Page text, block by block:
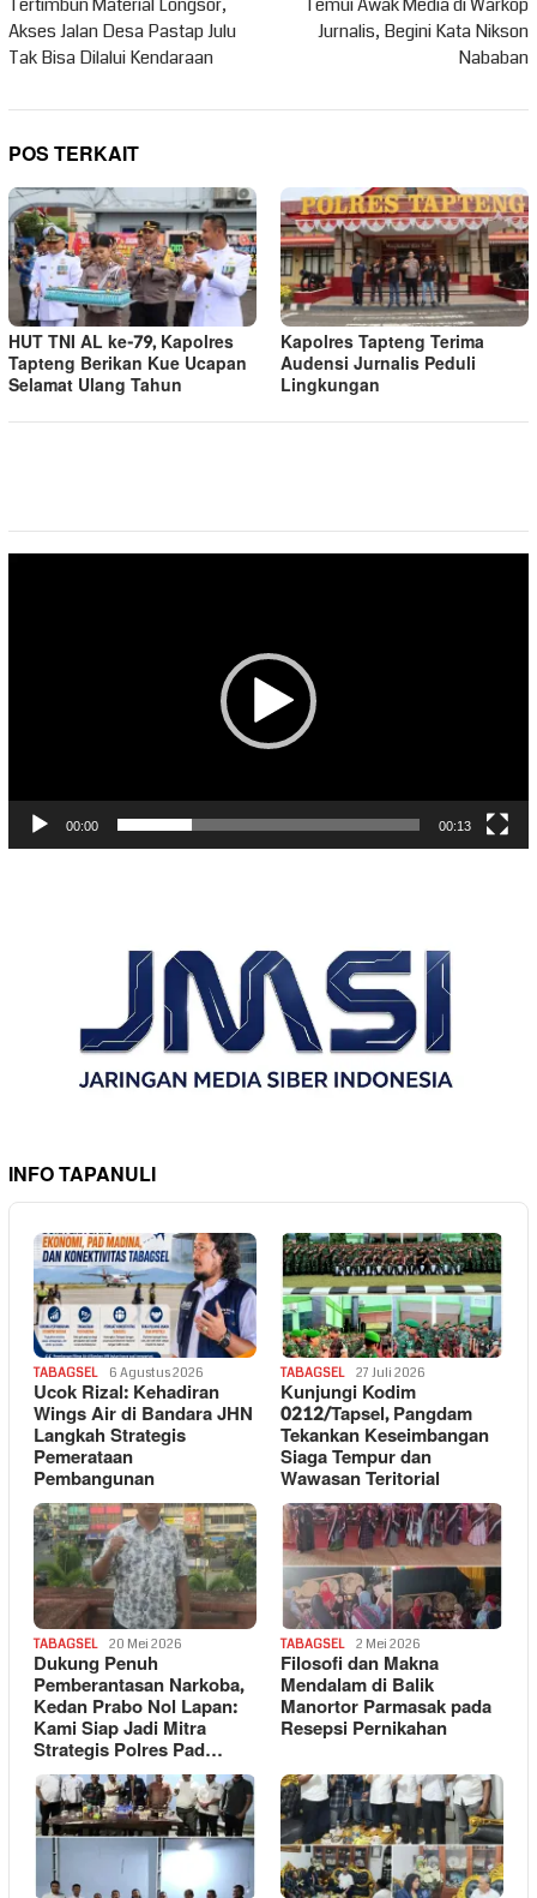
pos
Akses Jalan Desa Pastap Julu
Tak Bisa Dilalui Kendaraan
Jurnalis, Begini Kata Nikson
Nababan
POS TERKAIT
HUT TNI AL ke-79, Kapolres
Tapteng Berikan Kue Ucapan
Selamat Ulang Tahun
Kapolres Tapteng Terima
Audensi Jurnalis Peduli
Lingkungan
00:00 00:13
INFO TAPANULI
TABAGSEL 6 Agustus 2026
Ucok Rizal: Kehadiran
Wings Air di Bandara JHN
Langkah Strategis
Pemerataan
Pembangunan
TABAGSEL 27 Juli 2026
Kunjungi Kodim
0212/Tapsel, Pangdam
Tekankan Keseimbangan
Siaga Tempur dan
Wawasan Teritorial
TABAGSEL 20 Mei 2026
Dukung Penuh
Pemberantasan Narkoba,
Kedan Prabo Nol Lapan:
Kami Siap Jadi Mitra
Strategis Polres Pad…
TABAGSEL 2 Mei 2026
Filosofi dan Makna
Mendalam di Balik
Manortor Parmasak pada
Resepsi Pernikahan